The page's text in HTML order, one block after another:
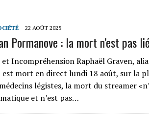
22 AOÛT 2025
Pormanove : la mort n’est pas
Incompréhension Raphaël Graven,
est mort en direct lundi 18 août, sur la
légistes, la mort du streamer
et n’est pas…